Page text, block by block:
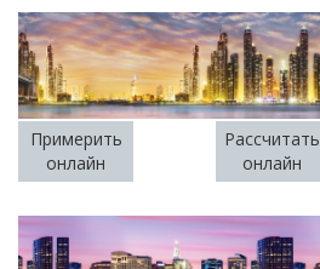
Примерить
онлайн
Рассчитать
онлайн